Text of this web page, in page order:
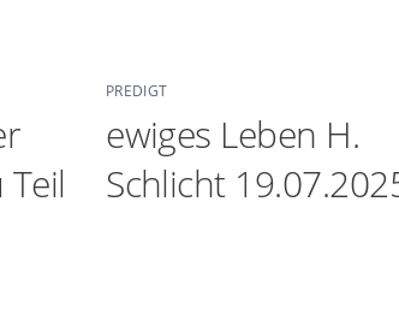
PREDIGT
ewiges Leben H.
Schlicht